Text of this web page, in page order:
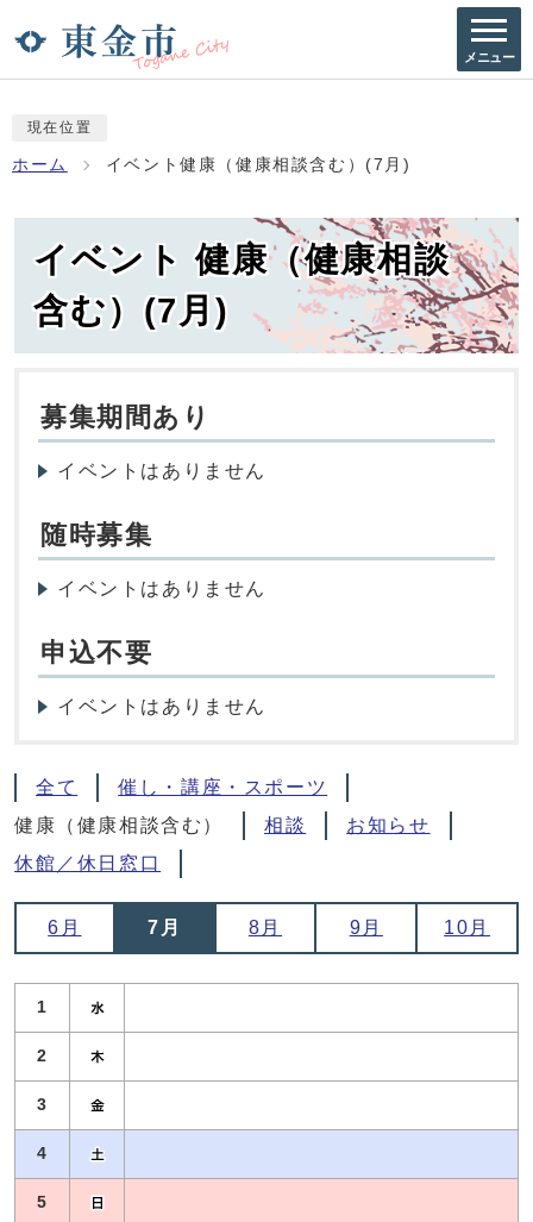
メニュー
現在位置
ホーム イベント健康（健康相談含む）(7月)
イベント 健康（健康相談
含む）(7月)
募集期間あり
イベントはありません
随時募集
イベントはありません
申込不要
イベントはありません
全て
催し・講座・スポーツ
健康（健康相談含む）
相談
お知らせ
休館／休日窓口
6月 7月 8月 9月 10月
1
2
3
4
5